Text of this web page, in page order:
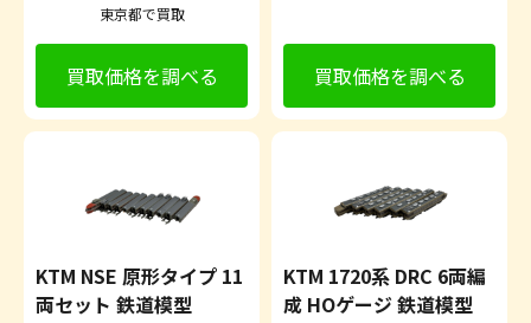
東京都で買取
買取価格を調べる 買取価格を調べる
KTM NSE 原形タイプ 11
両セット 鉄道模型
KTM 1720系 DRC 6両編
成 HOゲージ 鉄道模型